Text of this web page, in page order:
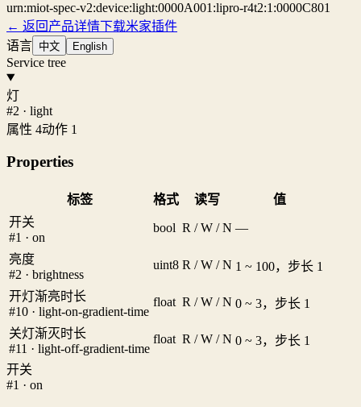
urn:miot-spec-v2:device:light:0000A001:lipro-r4t2:1:0000C801
← 返回产品详情下载米家插件
语言 中文 English
Service tree
灯
#2 · light
属性 4动作 1
Properties
标签 格式 读写
值
开关
#1 · on
bool R / W / N —
亮度
#2 · brightness
uint8 R / W / N 1 ~ 100，步长 1
开灯渐亮时长
#10 · light-on-gradient-time
float R / W / N 0 ~ 3，步长 1
关灯渐灭时长
#11 · light-off-gradient-time
float R / W / N 0 ~ 3，步长 1
开关
#1 · on